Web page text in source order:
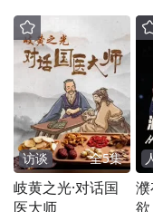
拓扑绝缘体。
材料，它们在
缘展现出导电
缺陷的影响，
的要求。
访谈 全5集
岐黄之光·对话国
医大师